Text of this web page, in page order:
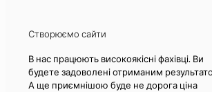
Створюємо сайти
В нас працюють високоякісні фахівці. Ви
будете задоволені отриманим
А ще приємнішою буде не дорога ціна